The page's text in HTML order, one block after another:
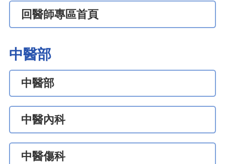
回醫師專區首頁
中醫部
中醫部
中醫內科
中醫傷科